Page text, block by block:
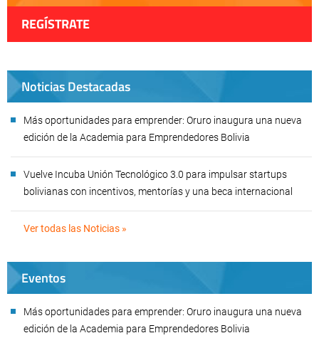
REGÍSTRATE
Noticias Destacadas
Más oportunidades para emprender: Oruro inaugura una nueva
edición de la Academia para Emprendedores Bolivia
Vuelve Incuba Unión Tecnológico 3.0 para impulsar startups
bolivianas con incentivos, mentorías y una beca internacional
Ver todas las Noticias »
Eventos
Más oportunidades para emprender: Oruro inaugura una nueva
edición de la Academia para Emprendedores Bolivia